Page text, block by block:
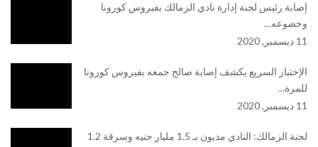
إصابة رئيس لجنة إدارة نادي الزمالك بفيروس كورونا
وخضوعه…
11 ديسمبر, 2020
الإختبار السريع يكشف إصابة صالح جمعه بفيروس كورونا
للمرة…
11 ديسمبر, 2020
لجنة الزمالك: النادي مديون بـ 1.5 مليار جنيه وسرقة 1.2